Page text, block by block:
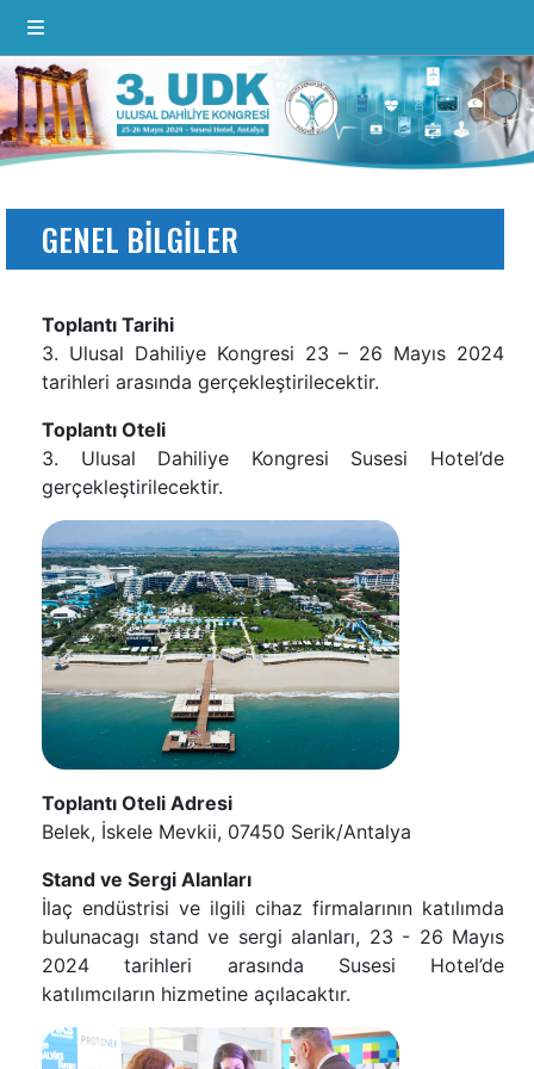
GENEL BILGILER
Toplantı Tarihi
3. Ulusal Dahiliye Kongresi 23 – 26 Mayıs 2024
tarihleri arasında gerçekleştirilecektir.
Toplantı Oteli
3. Ulusal Dahiliye Kongresi Susesi Hotel’de
gerçekleştirilecektir.
Toplantı Oteli Adresi
Belek, İskele Mevkii, 07450 Serik/Antalya
Stand ve Sergi Alanları
İlaç endüstrisi ve ilgili cihaz firmalarının katılımda
bulunacagı stand ve sergi alanları, 23 - 26 Mayıs
2024 tarihleri arasında Susesi Hotel’de
katılımcıların hizmetine açılacaktır.